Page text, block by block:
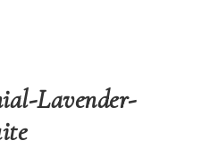
Lavender-